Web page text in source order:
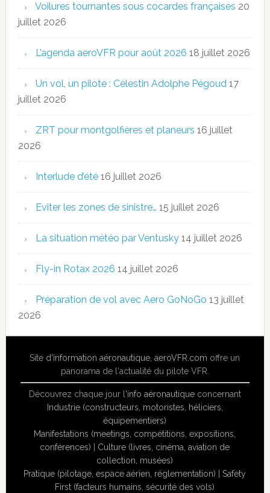
Voilures tournantes sous cocardes françaises 20
juillet 2026
L’agenda aeroVFR pour août 2026 18 juillet 2026
Un vol, un pilote : Célestin Adolphe Pégoud 17
juillet 2026
ZRT pour montgolfières et planeurs 16 juillet
2026
Interlude d’été 16 juillet 2026
Eviter les zones de sinistre… 15 juillet 2026
La situation météo par Ventusky 14 juillet 2026
Fly-in Rotax 2026 14 juillet 2026
Préparation de vol avec Aero GoNoGo 13 juillet
2026
Site d'information aéronautique,aeroVFR.com offre un
panorama de l'actualité du pilote VFR.
Découvrez chaque jour l'info aéronautiqueconcernant
Industrie (constructeurs, motoristes, héliciers,
équipementiers)
Manifestations (meetings, compétitions, expositions,
conférences)
Culture (livres, cinéma, aviation de
collection, musées)
Pratique (pilotage, espace aérien, réglementation) |Safety
First (facteurs humains, sécurité des vols)